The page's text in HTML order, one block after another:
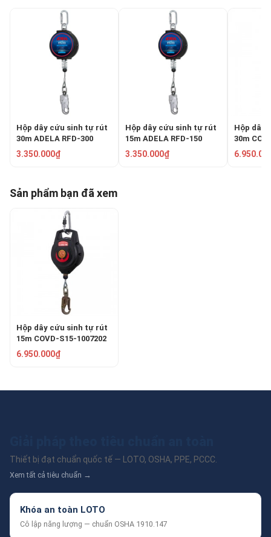
Hộp dây cứu sinh tự rút
30m ADELA RFD-300
3.350.000₫
Hộp dây cứu sinh tự rút
15m ADELA RFD-150
3.350.000₫
Hộp dây
30m
Sản phẩm bạn đã xem
Hộp dây cứu sinh tự rút
15m COVD-S15-1007202
6.950.000₫
Thiết bị đạt chuẩn quốc tế — LOTO, OSHA, PPE, PCCC.
Xem tất cả tiêu chuẩn →
Khóa an toàn LOTO
Cô lập năng lượng — chuẩn OSHA 1910.147